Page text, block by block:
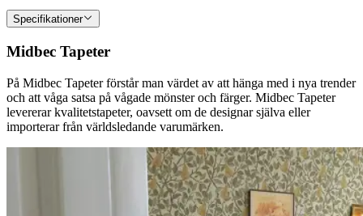
Specifikationer
Midbec Tapeter
På Midbec Tapeter förstår man värdet av att hänga med i nya trender
och att våga satsa på vågade mönster och färger. Midbec Tapeter
levererar kvalitetstapeter, oavsett om de designar själva eller
importerar från världsledande varumärken.